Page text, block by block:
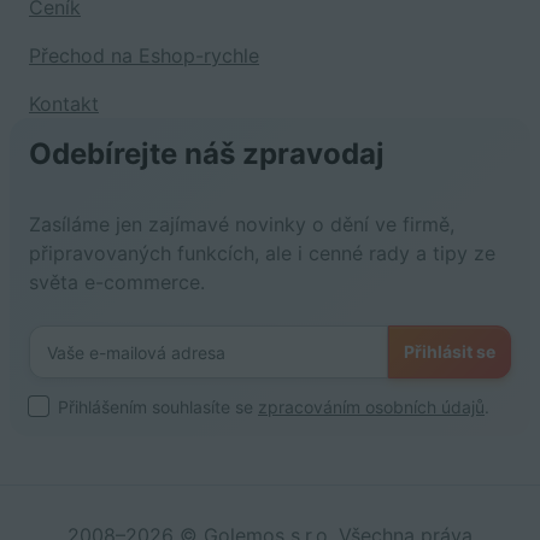
Ceník
Přechod na Eshop-rychle
Kontakt
Odebírejte náš zpravodaj
Zasíláme jen zajímavé novinky o dění ve firmě,
připravovaných funkcích, ale i cenné rady a tipy ze
světa e-commerce.
Přihlásit se
Přihlášením souhlasíte se zpracováním osobních údajů
2008–2026 © Golemos s.r.o. Všechna práva